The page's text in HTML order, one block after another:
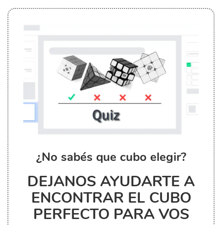
¿No sabés que cubo elegir?
DEJANOS AYUDARTE A
ENCONTRAR EL CUBO
PERFECTO PARA VOS